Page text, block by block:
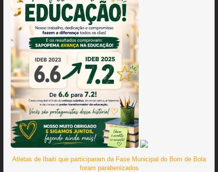
Atletas de Ibaiti que participaram da Fase Municipal do Bom de Bola
foram parabenizados